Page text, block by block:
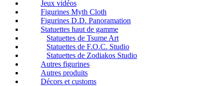
Jeux vidéos
Figurines Myth Cloth
Figurines D.D. Panoramation
Statuettes haut de gamme
Statuettes de Tsume Art
Statuettes de F.O.C. Studio
Statuettes de Zodiakos Studio
Autres figurines
Autres produits
Décors et customs